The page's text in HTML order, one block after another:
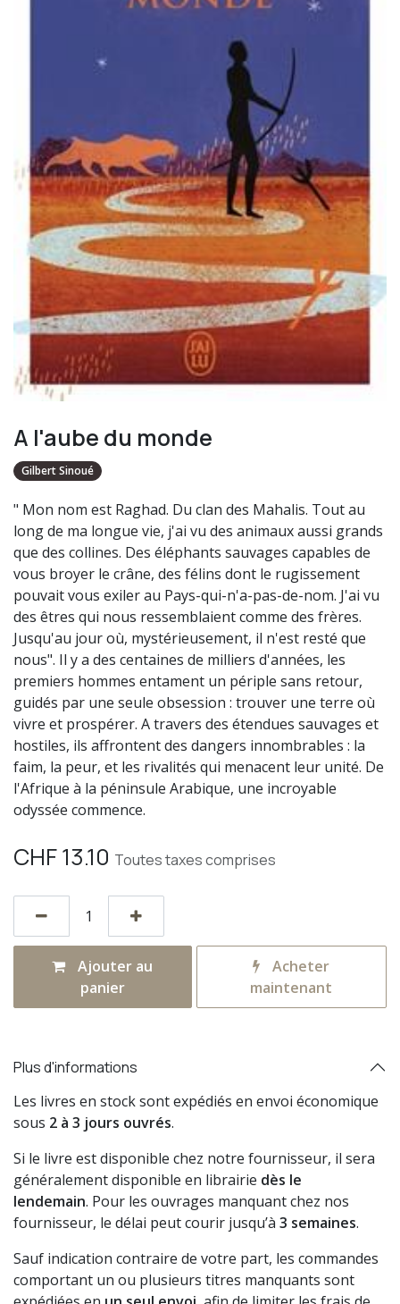
A l'aube du monde
Gilbert Sinoué
" Mon nom est Raghad. Du clan des Mahalis. Tout au
long de ma longue vie, j'ai vu des animaux aussi grands
que des collines. Des éléphants sauvages capables de
vous broyer le crâne, des félins dont le rugissement
pouvait vous exiler au Pays-qui-n'a-pas-de-nom. J'ai vu
des êtres qui nous ressemblaient comme des frères.
Jusqu'au jour où, mystérieusement, il n'est resté que
nous". Il y a des centaines de milliers d'années, les
premiers hommes entament un périple sans retour,
guidés par une seule obsession : trouver une terre où
vivre et prospérer. A travers des étendues sauvages et
hostiles, ils affrontent des dangers innombrables : la
faim, la peur, et les rivalités qui menacent leur unité. De
l'Afrique à la péninsule Arabique, une incroyable
odyssée commence.
CHF13.10 Toutes taxes comprises
Ajouter au
panier
Acheter
maintenant
Plus d'informations
Les livres en stock sont expédiés en envoi économique
sous 2 à 3 jours ouvrés.
Si le livre est disponible chez notre fournisseur, il sera
généralement disponible en librairie dès le
lendemain. Pour les ouvrages manquant chez nos
fournisseur, le délai peut courir jusqu’à 3 semaines.
Sauf indication contraire de votre part, les commandes
comportant un ou plusieurs titres manquants sont